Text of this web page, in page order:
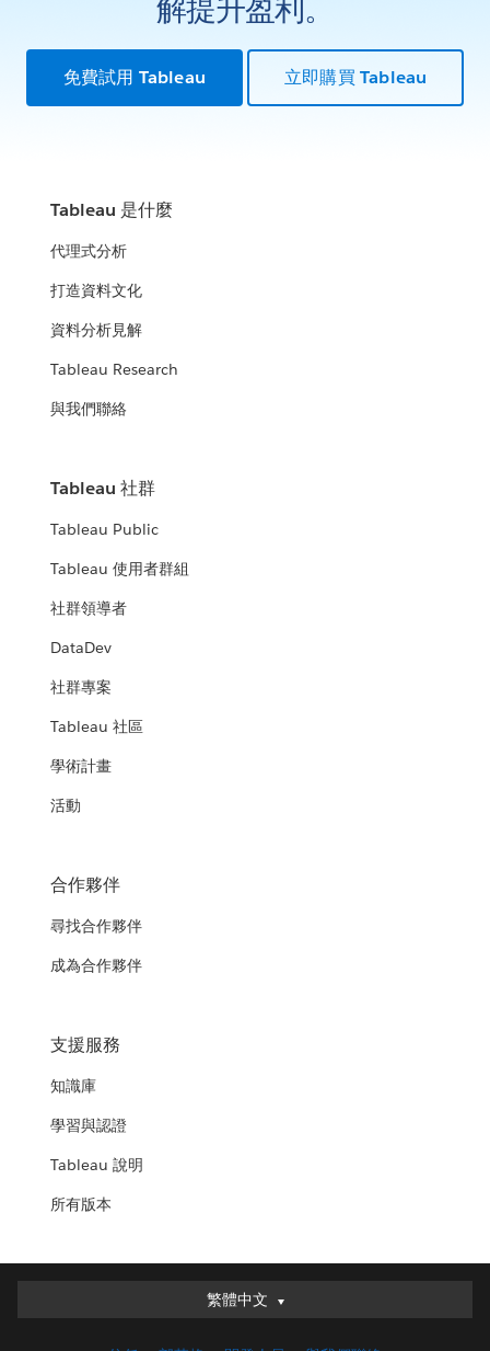
解提升盈利。
免費試用 Tableau 立即購買 Tableau
Tableau 是什麼
代理式分析
打造資料文化
資料分析見解
Tableau Research
與我們聯絡
Tableau 社群
Tableau Public
Tableau 使用者群組
社群領導者
DataDev
社群專案
Tableau 社區
學術計畫
活動
合作夥伴
尋找合作夥伴
成為合作夥伴
支援服務
知識庫
學習與認證
Tableau 說明
所有版本
繁體中文
繁體中文